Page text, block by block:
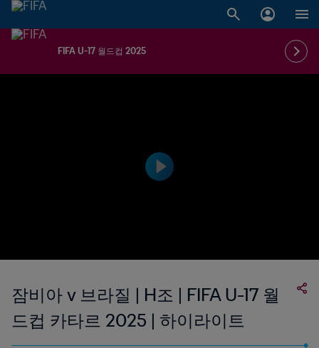
FIFA U-17 월드컵 2025
잠비아 v 브라질 | H조 | FIFA U-17 월
드컵 카타르 2025 | 하이라이트